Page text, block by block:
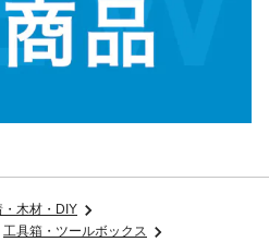
木材・DIY
工具箱・ツールボックス